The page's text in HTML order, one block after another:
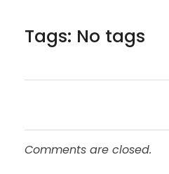
Tags: No tags
Comments are closed.